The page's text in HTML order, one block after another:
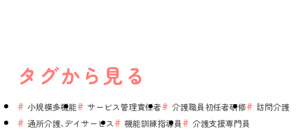
タグから見る
小規模多機能 サービス管理責任者 介護職員初任者研修
訪問介護
通所介護、デイサービス
機能訓練指導員
介護支援専門員